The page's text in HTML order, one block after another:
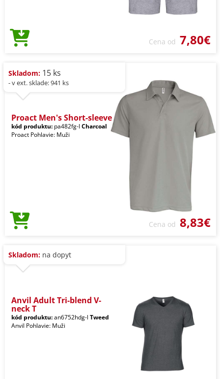
Cena od 7,80€
Skladom: 15 ks
- v ext. sklade: 941 ks
Proact Men's Short-sleeve
kód produktu: pa482fg-l Charcoal
Proact Pohlavie: Muži
Cena od 8,83€
Skladom: na dopyt
Anvil Adult Tri-blend V-
neck T
kód produktu:an6752hdg-l Tweed
Anvil Pohlavie: Muži